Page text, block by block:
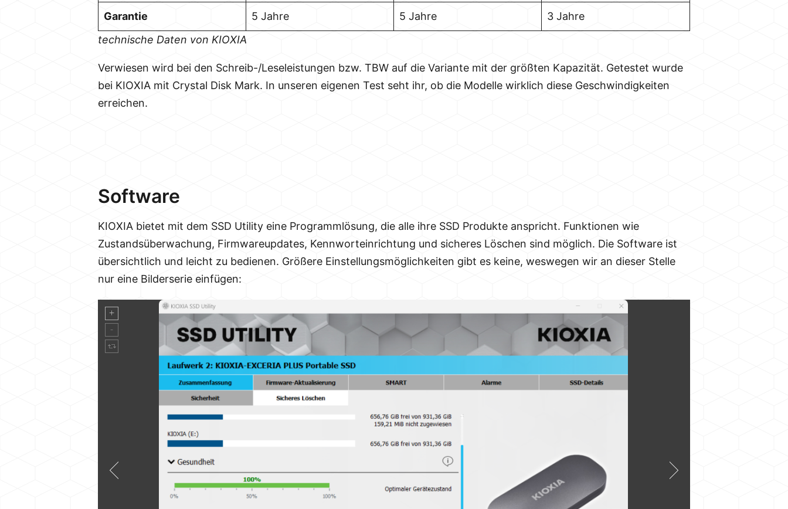
Garantie 5 Jahre 5 Jahre
3 Jahre
technische Daten von KIOXIA
Verwiesen wird bei den Schreib-/Leseleistungen bzw. TBW auf die Variante mit der größten Kapazität. Getestet wurde
bei KIOXIA mit Crystal Disk Mark. In unseren eigenen Test seht ihr, ob die Modelle wirklich diese Geschwindigkeiten
erreichen.
Software
KIOXIA bietet mit dem SSD Utility eine Programmlösung, die alle ihre SSD Produkte anspricht. Funktionen wie
Zustandsüberwachung, Firmwareupdates, Kennworteinrichtung und sicheres Löschen sind möglich. Die Software ist
übersichtlich und leicht zu bedienen. Größere Einstellungsmöglichkeiten gibt es keine, weswegen wir an dieser Stelle
nur eine Bilderserie einfügen: